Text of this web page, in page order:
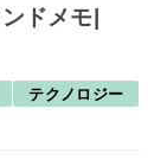
ドメモ|
テクノロジー